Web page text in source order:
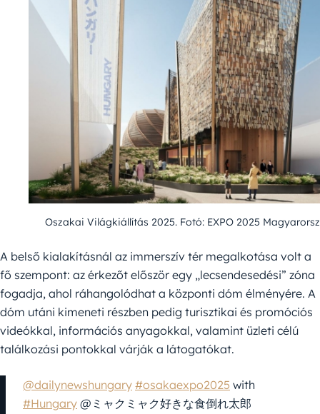
Oszakai Világkiállítás 2025. Fotó: EXPO 2025
A belső kialakításnál az immerszív tér megalkotása volt a
fő szempont: az érkezőt először egy „lecsendesedési” zóna
fogadja, ahol ráhangolódhat a központi dóm élményére. A
dóm utáni kimeneti részben pedig turisztikai és promóciós
videókkal, információs anyagokkal, valamint üzleti célú
találkozási pontokkal várják a látogatókat.
@dailynewshungary #osakaexpo2025 with
#Hungary @ミャクミャク好きな食倒れ太郎